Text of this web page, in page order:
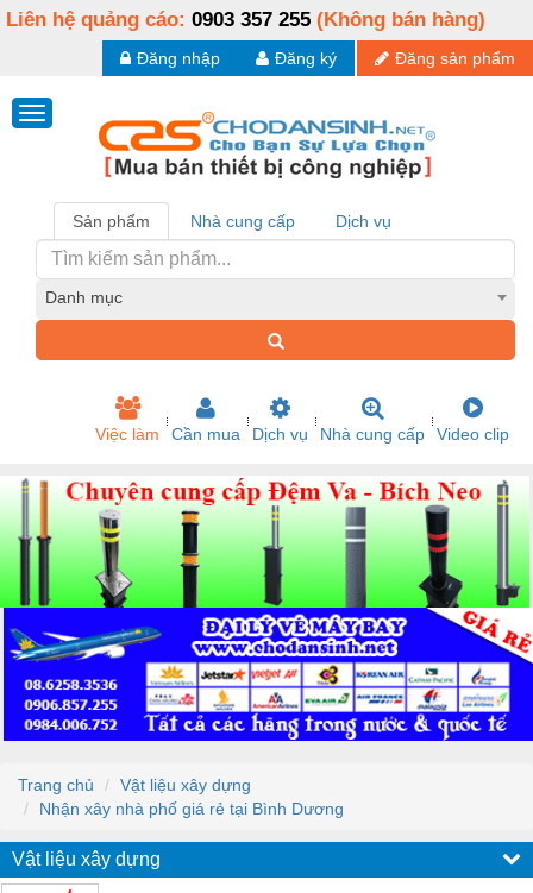
Liên hệ quảng cáo: 0903 357 255 (Không bán hàng)
Đăng sản phẩm
Đăng ký
Đăng nhập
Sản phẩm Nhà cung cấp Dịch vụ
Danh mục
Việc làm Cần mua Dịch vụ Nhà cung cấp Video clip
Trang chủ
Vật liệu xây dựng
Nhận xây nhà phố giá rẻ tại Bình Dương
Vật liệu xây dựng